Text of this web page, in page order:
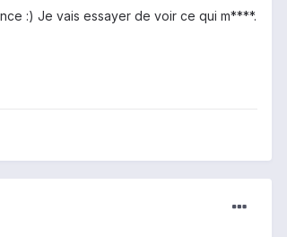
:) Je vais essayer de voir ce qui m****.